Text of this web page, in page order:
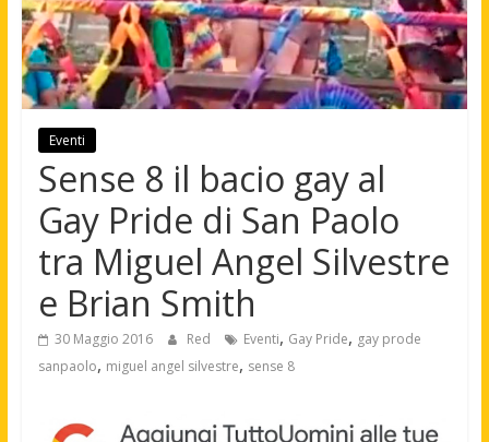
Eventi
Sense 8 il bacio gay al
Gay Pride di San Paolo
tra Miguel Angel Silvestre
e Brian Smith
30 Maggio 2016 Red Eventi, Gay Pride, gay prode
sanpaolo, miguel angel silvestre, sense 8